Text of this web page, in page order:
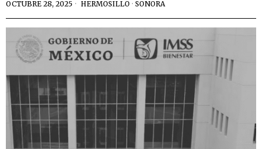
OCTUBRE 28, 2025 HERMOSILLO · SONORA